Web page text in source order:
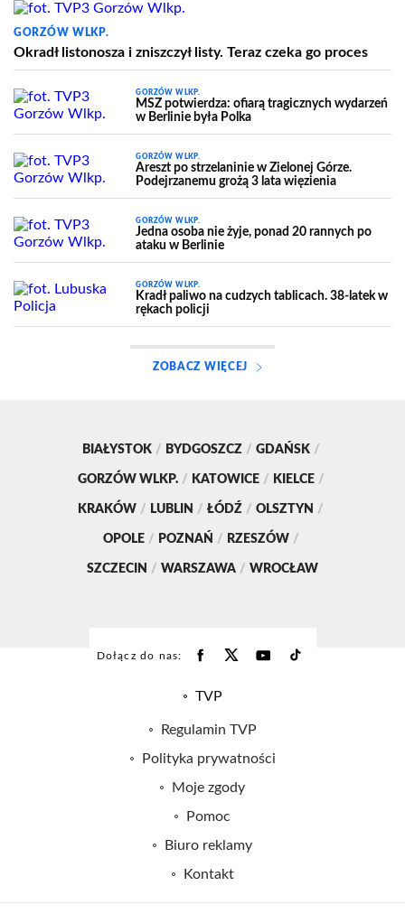
GORZÓW WLKP.
Okradł listonosza i zniszczył listy. Teraz czeka go proces
GORZÓW WLKP.
MSZ potwierdza: ofiarą tragicznych wydarzeń
w Berlinie była Polka
GORZÓW WLKP.
Areszt po strzelaninie w Zielonej Górze.
Podejrzanemu grożą 3 lata więzienia
GORZÓW WLKP.
Jedna osoba nie żyje, ponad 20 rannych po
ataku w Berlinie
GORZÓW WLKP.
Kradł paliwo na cudzych tablicach. 38-latek w
rękach policji
ZOBACZ WIĘCEJ
BIAŁYSTOK / BYDGOSZCZ / GDAŃSK /
GORZÓW WLKP. / KATOWICE / KIELCE /
KRAKÓW / LUBLIN / ŁÓDŹ / OLSZTYN /
OPOLE / POZNAŃ / RZESZÓW /
SZCZECIN / WARSZAWA / WROCŁAW
Dołącz do nas:
TVP
Centrum informacji TVP
Naziemna Telewizja Cyfrowa
Regulamin TVP
Polityka prywatności
Moje zgody
Pomoc
Biuro reklamy
Kontakt